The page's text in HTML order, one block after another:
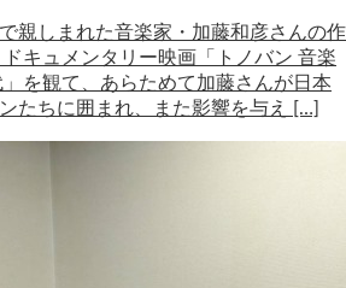
親しまれた音楽家・加藤和彦さんの作
キュメンタリー映画「トノバン 音楽
を観て、あらためて加藤さんが日本
たちに囲まれ、また影響を与え […]